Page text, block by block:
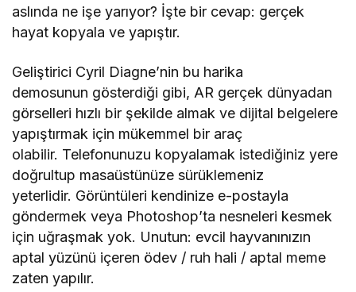
aslında ne işe yarıyor? İşte bir cevap: gerçek
hayat kopyala ve yapıştır.
Geliştirici Cyril Diagne’nin bu harika
demosunun gösterdiği gibi, AR gerçek dünyadan
görselleri hızlı bir şekilde almak ve dijital belgelere
yapıştırmak için mükemmel bir araç
olabilir. Telefonunuzu kopyalamak istediğiniz yere
doğrultup masaüstünüze sürüklemeniz
yeterlidir. Görüntüleri kendinize e-postayla
göndermek veya Photoshop’ta nesneleri kesmek
için uğraşmak yok. Unutun: evcil hayvanınızın
aptal yüzünü içeren ödev / ruh hali / aptal meme
zaten yapılır.